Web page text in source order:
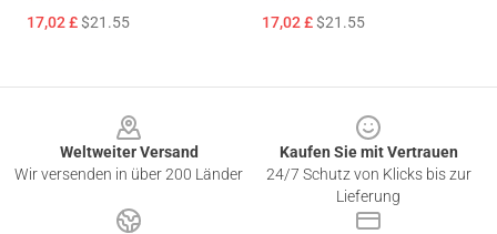
17,02 £$21.55 17,02 £$21.55
Weltweiter Versand
Wir versenden in über 200 Länder
Kaufen Sie mit Vertrauen
24/7 Schutz von Klicks bis zur
Lieferung